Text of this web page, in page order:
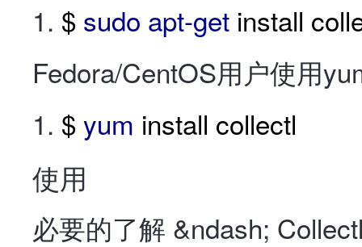
$ sudo apt-get install
Fedora/CentOS用户使用
$yum install collectl
使用
必要的了解 &ndash;